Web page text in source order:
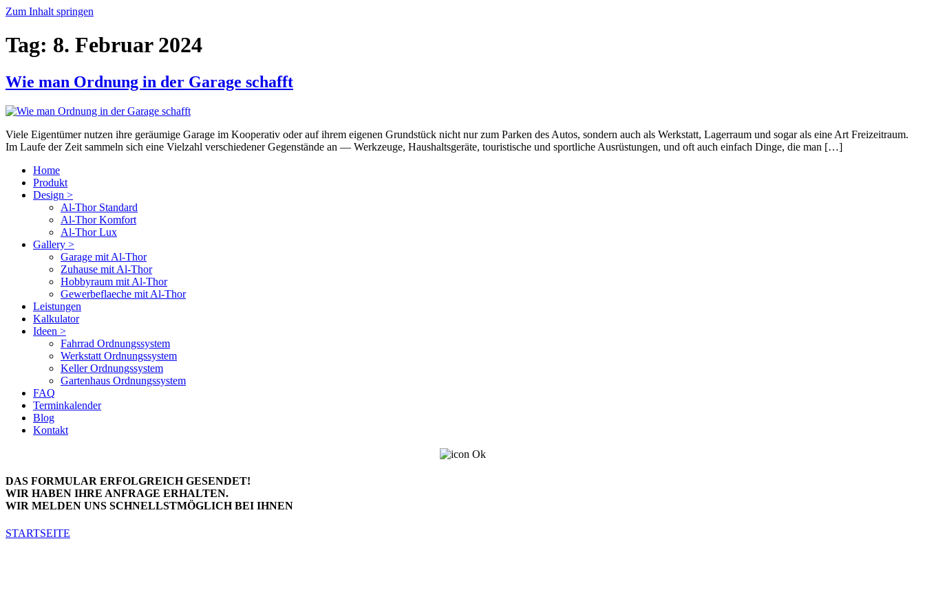
Zum Inhalt springen
Tag: 8. Februar 2024
Wie man Ordnung in der Garage schafft
Viele Eigentümer nutzen ihre geräumige Garage im Kooperativ oder auf ihrem eigenen Grundstück nicht nur zum Parken des Autos, sondern auch als Werkstatt, Lagerraum und sogar als eine Art Freizeitraum.
Im Laufe der Zeit sammeln sich eine Vielzahl verschiedener Gegenstände an — Werkzeuge, Haushaltsgeräte, touristische und sportliche Ausrüstungen, und oft auch einfach Dinge, die man […]
Home
Produkt
Design >
Al-Thor Standard
Al-Thor Komfort
Al-Thor Lux
Gallery >
Garage mit Al-Thor
Zuhause mit Al-Thor
Hobbyraum mit Al-Thor
Gewerbeflaeche mit Al-Thor
Leistungen
Kalkulator
Ideen >
Fahrrad Ordnungssystem
Werkstatt Ordnungssystem
Keller Ordnungssystem
Gartenhaus Ordnungssystem
FAQ
Terminkalender
Blog
Kontakt
DAS FORMULAR ERFOLGREICH GESENDET!
WIR HABEN IHRE ANFRAGE ERHALTEN.
WIR MELDEN UNS SCHNELLSTMÖGLICH BEI IHNEN
STARTSEITE